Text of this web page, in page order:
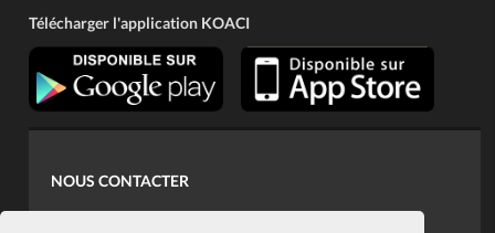
Télécharger l'application KOACI
NOUS CONTACTER